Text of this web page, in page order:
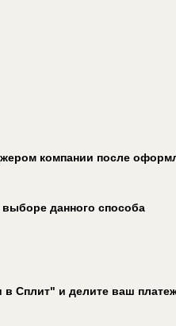
компании после
данного способа
в Сплит" и делите ваш